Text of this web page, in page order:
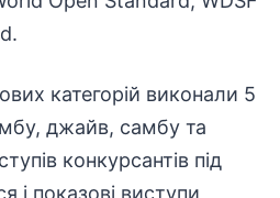
категорій виконали 5
джайв, самбу та
конкурсантів під
і показові виступи